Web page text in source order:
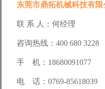
东莞市鼎拓机械科技有限
联 系 人：何经理
咨询热线：400 680 3228
手 机：18680091077
电 话：0769-85618039